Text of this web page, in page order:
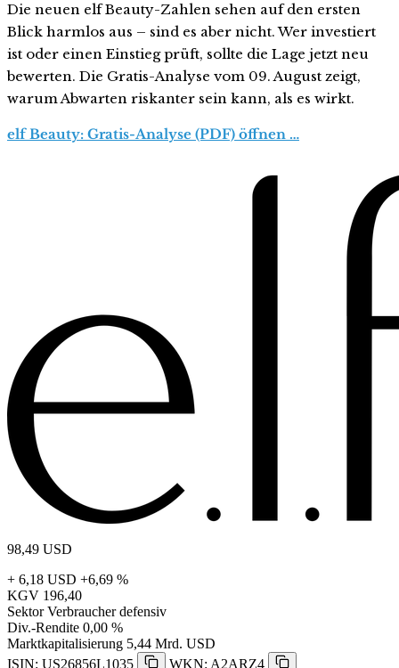
Die neuen elf Beauty-Zahlen sehen auf den ersten
Blick harmlos aus – sind es aber nicht. Wer investiert
ist oder einen Einstieg prüft, sollte die Lage jetzt neu
bewerten. Die Gratis-Analyse vom 09. August zeigt,
warum Abwarten riskanter sein kann, als es wirkt.
elf Beauty: Gratis-Analyse (PDF) öffnen …
98,49 USD
+ 6,18 USD +6,69 %
KGV 196,40
Sektor Verbraucher defensiv
Div.-Rendite 0,00 %
Marktkapitalisierung 5,44 Mrd. USD
ISIN: US26856L1035
WKN: A2ARZ4